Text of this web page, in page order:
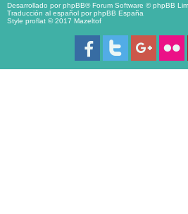
Desarrollado porphpBB® Forum Software © phpBB
Traducción al español porphpBB España
Style proflat © 2017 Mazeltof